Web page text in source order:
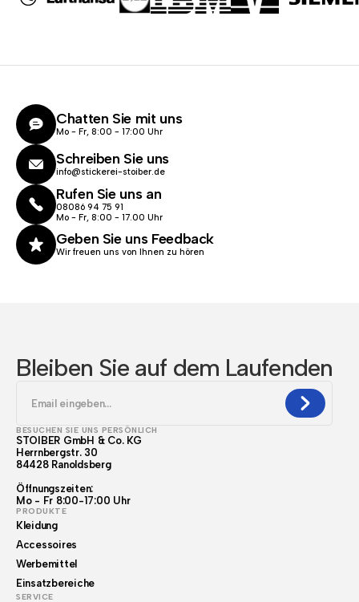
Chatten Sie mit uns
Mo - Fr, 8:00 - 17:00 Uhr
Schreiben Sie uns
info@stickerei-stoiber.de
Rufen Sie uns an
08086 94 75 91
Mo - Fr, 8:00 - 17.00 Uhr
Geben Sie uns Feedback
Wir freuen uns von Ihnen zu hören
Bleiben Sie auf dem Laufenden
BESUCHEN SIE UNS PERSÖNLICH
STOIBER GmbH & Co. KG
Herrnbergstr. 30
84428 Ranoldsberg
Öffnungszeiten:
Mo - Fr 8:00-17:00 Uhr
PRODUKTE
Kleidung
Accessoires
Werbemittel
Einsatzbereiche
SERVICE